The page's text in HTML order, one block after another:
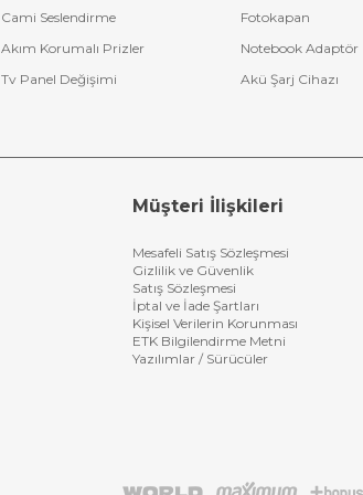
Cami Seslendirme Fotokapan
Akım Korumalı Prizler Notebook Adaptör
Tv Panel Değişimi Akü Şarj Cihazı
Müşteri İlişkileri
Mesafeli Satış Sözleşmesi
Gizlilik ve Güvenlik
Satış Sözleşmesi
İptal ve İade Şartları
Kişisel Verilerin Korunması
ETK Bilgilendirme Metni
Yazılımlar / Sürücüler